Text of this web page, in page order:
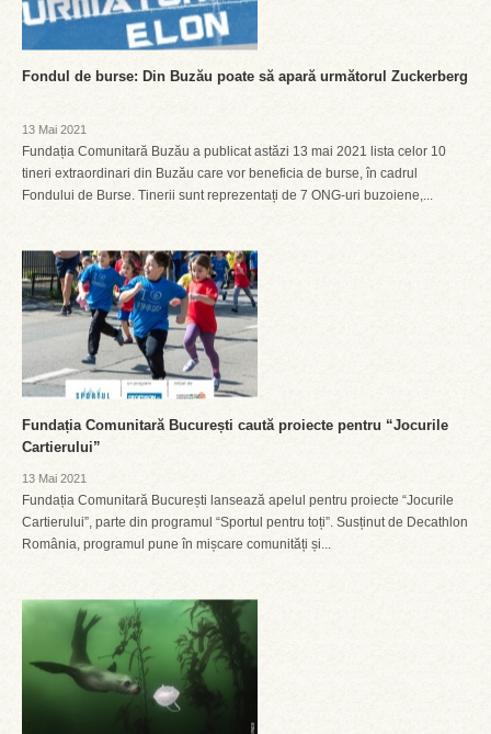
Fondul de burse: Din Buzău poate să apară următorul Zuckerberg
13 Mai 2021
Fundația Comunitară Buzău a publicat astăzi 13 mai 2021 lista celor 10
tineri extraordinari din Buzău care vor beneficia de burse, în cadrul
Fondului de Burse. Tinerii sunt reprezentați de 7 ONG-uri buzoiene,...
Fundația Comunitară București caută proiecte pentru “Jocurile
Cartierului”
13 Mai 2021
Fundația Comunitară București lansează apelul pentru proiecte “Jocurile
Cartierului”, parte din programul “Sportul pentru toți”. Susținut de Decathlon
România, programul pune în mișcare comunități și...